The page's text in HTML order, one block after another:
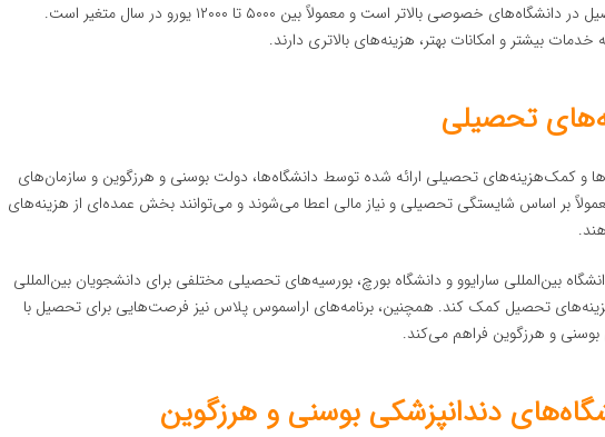
هزینه تحصیل در دانشگاه‌های خصوصی بالاتر است و معمولاً بین ۵۰۰۰ تا ۱۲۰۰۰ یورو در سال متغیر است.
بیشتر و امکانات بهتر، هزینه‌های بالاتری دارند.
تحصیلی
و کمک‌هزینه‌های تحصیلی ارائه شده توسط دانشگاه‌ها، دولت بوسنی و هرزگوین و سازمان‌های
بر اساس شایستگی تحصیلی و نیاز مالی اعطا می‌شوند و می‌توانند بخش عمده‌ای از هزینه‌های
بین‌المللی سارایوو و دانشگاه بورچ، بورسیه‌های تحصیلی مختلفی برای دانشجویان بین‌المللی
تحصیل کمک کند. همچنین، برنامه‌های اراسموس پلاس نیز فرصت‌هایی برای تحصیل با
و هرزگوین فراهم می‌کند.
دندانپزشکی بوسنی و هرزگوین